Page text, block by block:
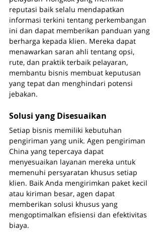
reputasi baik selalu mendapatkan
informasi terkini tentang perkembangan
ini dan dapat memberikan panduan yang
berharga kepada klien. Mereka dapat
menawarkan saran ahli tentang opsi,
rute, dan praktik terbaik pelayaran,
membantu bisnis membuat keputusan
yang tepat dan menghindari potensi
jebakan.
Solusi yang Disesuaikan
Setiap bisnis memiliki kebutuhan
pengiriman yang unik. Agen pengiriman
China yang tepercaya dapat
menyesuaikan layanan mereka untuk
memenuhi persyaratan khusus setiap
klien. Baik Anda mengirimkan paket kecil
atau kiriman besar, agen dapat
memberikan solusi khusus yang
mengoptimalkan efisiensi dan efektivitas
biaya.